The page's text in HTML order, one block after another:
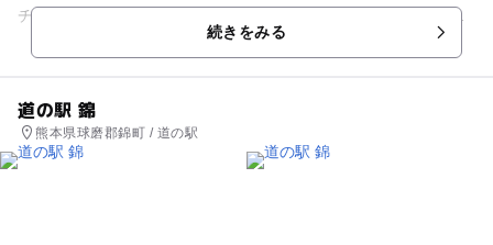
チ、関節痛、慢性疾患などの効能が期待できます。広々とした
大浴場にはジェットバス、電...続きをみる
道の駅 錦
熊本県球磨郡錦町 / 道の駅